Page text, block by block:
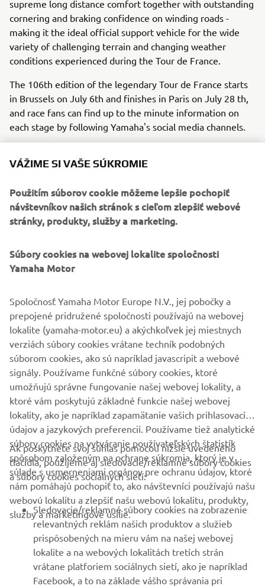
supreme long distance comfort together with outstanding
cornering and braking confidence on winding roads -
making it the ideal official support vehicle for the wide
variety of challenging terrain and changing weather
conditions experienced during the Tour de France.
The 106th edition of the legendary Tour de France starts
in Brussels on July 6th and finishes in Paris on July 28 th,
and race fans can find up to the minute information on
each stage by following Yamaha's social media channels.
Grand Tour events for the next three years, and the
from 24th August - 15th September, as well as many
other major cycling events in Belgium, France, Italy, and
Spain.
https://www.letour.fr/en/overall-route
#Yamaha
#TourdeFrance
#NIKENTourdeFrance
NIKEN »
FIREMNÉ STRÁNKY
B2B
VIAC YAMAHA
PODPORA
VÁŽIME SI VAŠE SÚKROMIE
Použitím súborov cookie môžeme lepšie pochopiť
návštevníkov našich stránok s cieľom zlepšiť webové
stránky, produkty, služby a marketing.
Súbory cookies na webovej lokalite spoločnosti
Yamaha Motor
Spoločnosť Yamaha Motor Europe N.V., jej pobočky a
prepojené pridružené spoločnosti používajú na webovej
lokalite (yamaha-motor.eu) a akýchkoľvek jej miestnych
verziách súbory cookies vrátane techník podobných
súborom cookies, ako sú napríklad javascripit a webové
signály. Používame funkčné súbory cookies, ktoré
umožňujú správne fungovanie našej webovej lokality, a
ktoré vám poskytujú základné funkcie našej webovej
lokality, ako je napríklad zapamätanie vašich prihlasovacích
údajov a jazykových preferencií. Používame tiež analytické
súbory cookies na vytváranie používateľských štatistík
spôsobom založeným na ochrane súkromia, ktorý je v
súlade s usmerneniami orgánov pre ochranu údajov, ktoré
nám pomáhajú pochopiť to, ako návštevníci používajú našu
webovú lokalitu a zlepšiť našu webovú lokalitu, produkty,
služby a marketingové úsilie.
Ak poskytnete svoj súhlas pomocou nižšie uvedeného
tlačidla, použijeme aj sledovacie/reklamné súbory cookies
a súbory cookies sociálnych sietí:
Sledovacie/reklamné súbory cookies na zobrazenie
relevantných reklám našich produktov a služieb
prispôsobených na mieru vám na našej webovej
lokalite a na webových lokalitách tretích strán
vrátane platforiem sociálnych sietí, ako je napríklad
Facebook, a to na základe vášho správania pri